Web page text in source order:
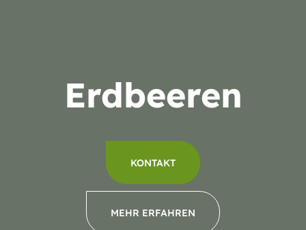
Erdbeeren
KONTAKT
MEHR ERFAHREN